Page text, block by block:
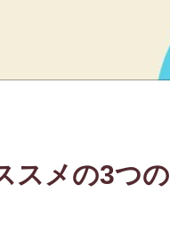
スメの3つ